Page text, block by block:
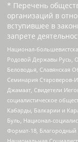
* Перечень
организаций в
вступившее в
запрете
Национал-
Родовой Державы Русь,
Беловодья, Славянская
Семинария Староверов-
Джамаат, Свидетели
социалистическое
Кабарды, Балкарии и
Буль, Национал-
Формат-18,